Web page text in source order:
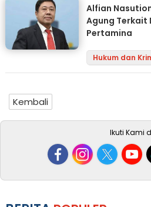
Alfian
Agung Terkait
Pertamina
Hukum dan
Kembali
Ikuti Kami